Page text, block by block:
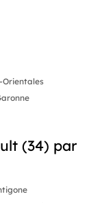
Orientales
(34) par
Antigone